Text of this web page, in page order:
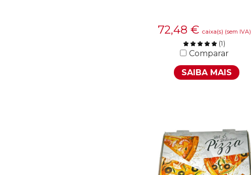
72,48 € caixa(s) (sem IVA)
(1)
Comparar
SAIBA MAIS